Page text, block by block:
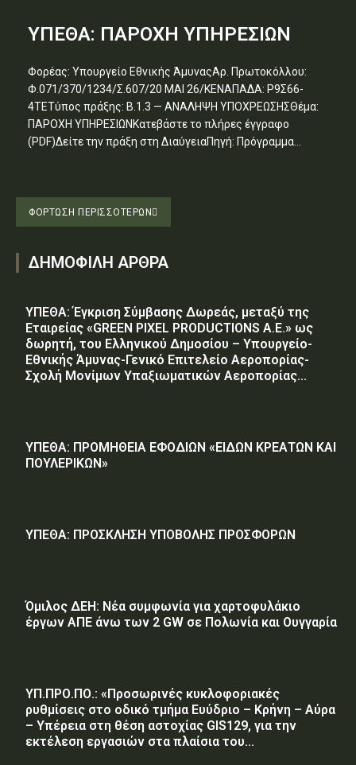
ΥΠΕΘΑ: ΠΑΡΟΧΗ ΥΠΗΡΕΣΙΩΝ
Φορέας: Υπουργείο Εθνικής ΆμυναςΑρ. Πρωτοκόλλου:
Φ.071/370/1234/Σ.607/20 ΜΑΙ 26/ΚΕΝΑΠΑΔΑ: Ρ9Σ66-
4ΤΕΤύπος πράξης: Β.1.3 — ΑΝΑΛΗΨΗ ΥΠΟΧΡΕΩΣΗΣΘέμα:
ΠΑΡΟΧΗ ΥΠΗΡΕΣΙΩΝΚατεβάστε το πλήρες έγγραφο
(PDF)Δείτε την πράξη στη ΔιαύγειαΠηγή: Πρόγραμμα...
ΦΌΡΤΩΣΗ ΠΕΡΙΣΣΟΤΈΡΩΝ
ΔΗΜΟΦΙΛΗ ΑΡΘΡΑ
ΥΠΕΘΑ: Έγκριση Σύμβασης Δωρεάς, μεταξύ της
Εταιρείας «GREEN PIXEL PRODUCTIONS Α.Ε.» ως
δωρητή, του Ελληνικού Δημοσίου – Υπουργείο-
Εθνικής Άμυνας-Γενικό Επιτελείο Αεροπορίας-
Σχολή Μονίμων Υπαξιωματικών Αεροπορίας...
ΥΠΕΘΑ: ΠΡΟΜΗΘΕΙΑ ΕΦΟΔΙΩΝ «ΕΙΔΩΝ ΚΡΕΑΤΩΝ ΚΑΙ
ΠΟΥΛΕΡΙΚΩΝ»
ΥΠΕΘΑ: ΠΡΟΣΚΛΗΣΗ ΥΠΟΒΟΛΗΣ ΠΡΟΣΦΟΡΩΝ
Όμιλος ΔΕΗ: Νέα συμφωνία για χαρτοφυλάκιο
έργων ΑΠΕ άνω των 2 GW σε Πολωνία και Ουγγαρία
ΥΠ.ΠΡΟ.ΠΟ.: «Προσωρινές κυκλοφοριακές
ρυθμίσεις στο οδικό τμήμα Ευύδριο – Κρήνη – Αύρα
– Υπέρεια στη θέση αστοχίας GIS129, για την
εκτέλεση εργασιών στα πλαίσια του...